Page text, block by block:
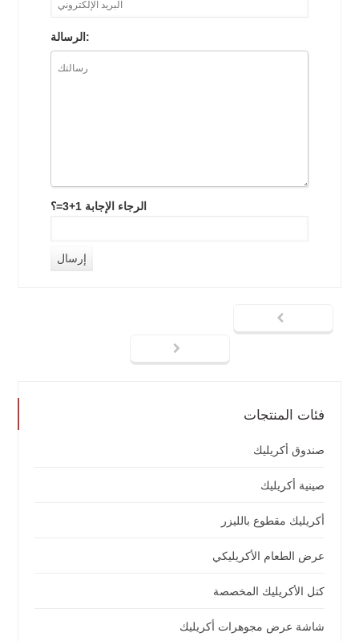
الرسالة:
الرجاء الإجابة 1+3=؟
فئات المنتجات
صندوق أكريليك
صينية أكريليك
أكريليك مقطوع بالليزر
عرض الطعام الأكريليكي
كتل الأكريليك المخصصة
شاشة عرض مجوهرات أكريليك